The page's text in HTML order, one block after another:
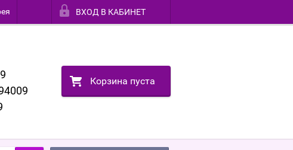
ВХОД В КАБИНЕТ
Корзина пуста